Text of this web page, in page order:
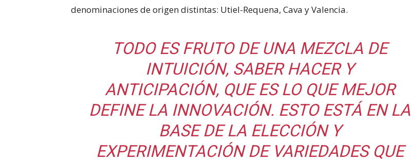
denominaciones de origen distintas: Utiel-Requena, Cava y Valencia.
TODO ES FRUTO DE UNA MEZCLA DE
INTUICIÓN, SABER HACER Y
ANTICIPACIÓN, QUE ES LO QUE MEJOR
DEFINE LA INNOVACIÓN. ESTO ESTÁ EN LA
BASE DE LA ELECCIÓN Y
EXPERIMENTACIÓN DE VARIEDADES QUE